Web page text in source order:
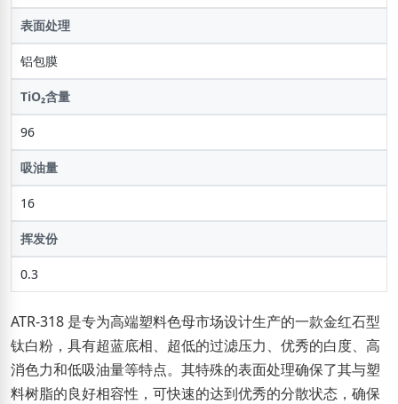
表面处理
铝包膜
TiO₂含量
96
吸油量
16
挥发份
0.3
ATR-318 是专为高端塑料色母市场设计生产的一款金红石型
钛白粉，具有超蓝底相、超低的过滤压力、优秀的白度、高
消色力和低吸油量等特点。其特殊的表面处理确保了其与塑
料树脂的良好相容性，可快速的达到优秀的分散状态，确保